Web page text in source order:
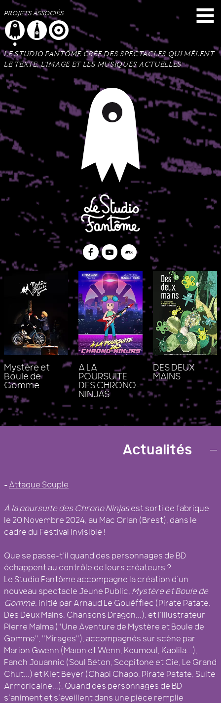
Menu Contenu Plan du site
PROJETS ASSOCIÉS
LE STUDIO FANTÔME CRÉE DES SPECTACLES QUI MÊLENT
LE TEXTE, L’IMAGE ET LES MUSIQUES ACTUELLES
Le Studio Fantôme Collectif
Bandcamp
Mystère et
Boule de
Gomme
A LA
POURSUITE
DES CHRONO-
NINJAS
DES DEUX
MAINS
COLLECTIF D’ARTISTES BRESTActualités
– Attaque Souple
À la poursuite des Chrono Ninjas est sorti de fabrique
le 20 Novembre 2024, au Mac Orlan (Brest), dans le
cadre du Festival Invisible !
Que se passe-t’il quand des personnages de BD
échappent au contrôle de leurs créateurs ?
Le Studio Fantôme accompagne la création d’un
nouveau spectacle Jeune Public, Mystère et Boule de
Gomme, initié par Arnaud Le Gouëfflec (Pirate Patate,
Des Deux Mains, Chansons Dragon...), et l’illustrateur
Pierre Malma ("Une Aventure de Mystère et Boule de
Gomme", "Mirages"), accompagnés sur scène par
Marion Gwenn (Maïon et Wenn, Koumoul, Kaolila...),
Fanch Jouannic (Soul Béton, Scopitone et Cie, Le Grand
Chut...) et Klet Beyer (Chapi Chapo, Pirate Patate, Suite
Armoricaine...). Quand des personnages de BD
s’animent et s’éveillent dans une pièce remplie